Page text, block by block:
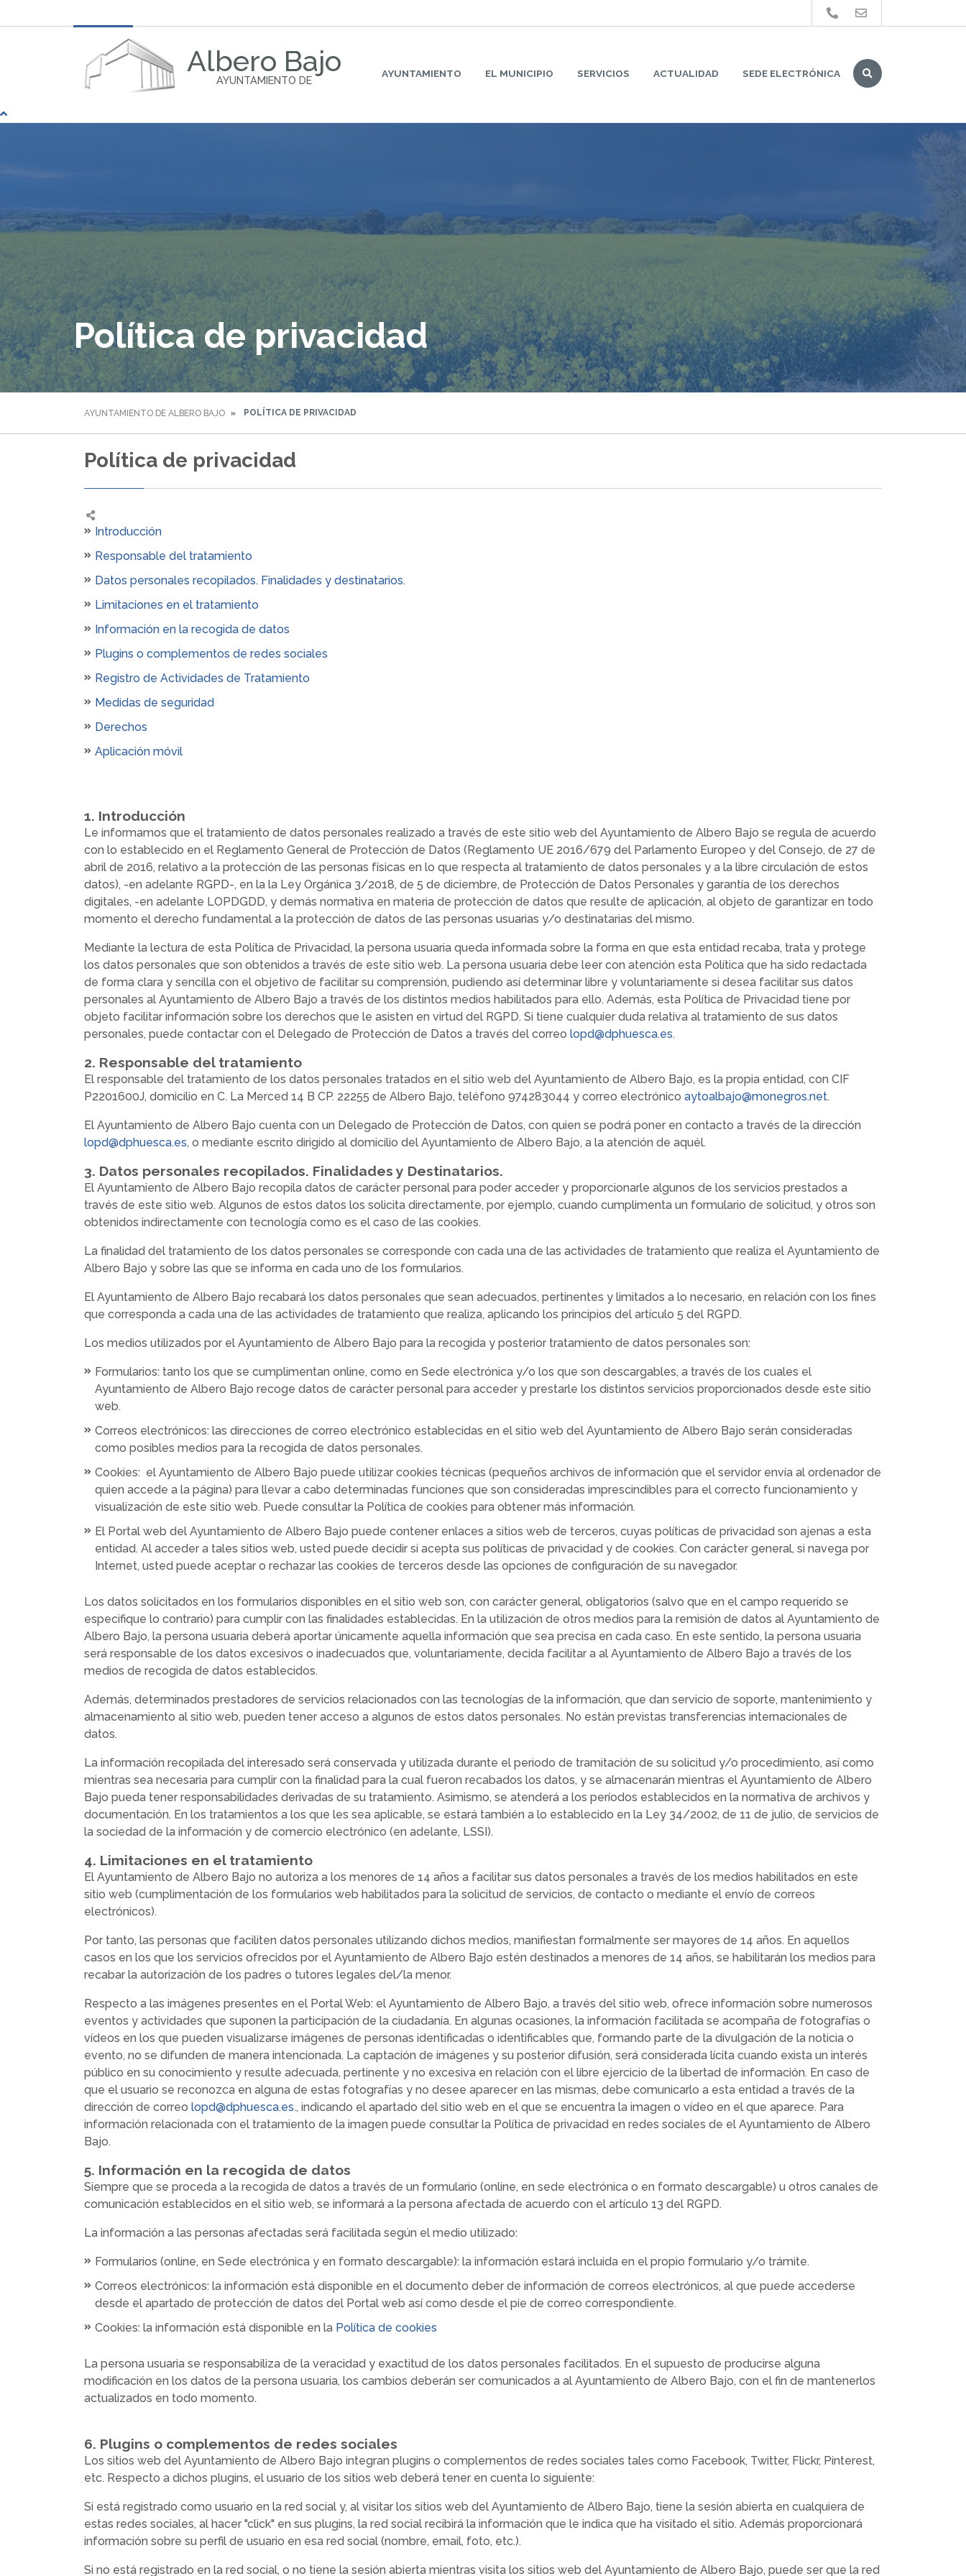
Albero Bajo
AYUNTAMIENTO DE
AYUNTAMIENTO EL MUNICIPIO SERVICIOS ACTUALIDAD SEDE ELECTRÓNICA
Buscar
Política de privacidad
AYUNTAMIENTO DE ALBERO BAJO POLÍTICA DE PRIVACIDAD
Política de privacidad
Introducción
Responsable del tratamiento
Datos personales recopilados. Finalidades y destinatarios.
Limitaciones en el tratamiento
Información en la recogida de datos
Plugins o complementos de redes sociales
Registro de Actividades de Tratamiento
Medidas de seguridad
Derechos
Aplicación móvil
1. Introducción
Le informamos que el tratamiento de datos personales realizado a través de este sitio web del Ayuntamiento de Albero Bajo se regula de acuerdo
con lo establecido en el Reglamento General de Protección de Datos (Reglamento UE 2016/679 del Parlamento Europeo y del Consejo, de 27 de
abril de 2016, relativo a la protección de las personas físicas en lo que respecta al tratamiento de datos personales y a la libre circulación de estos
datos), -en adelante RGPD-, en la la Ley Orgánica 3/2018, de 5 de diciembre, de Protección de Datos Personales y garantía de los derechos
digitales, -en adelante LOPDGDD, y demás normativa en materia de protección de datos que resulte de aplicación, al objeto de garantizar en todo
momento el derecho fundamental a la protección de datos de las personas usuarias y/o destinatarias del mismo.
Mediante la lectura de esta Política de Privacidad, la persona usuaria queda informada sobre la forma en que esta entidad recaba, trata y protege
los datos personales que son obtenidos a través de este sitio web. La persona usuaria debe leer con atención esta Política que ha sido redactada
de forma clara y sencilla con el objetivo de facilitar su comprensión, pudiendo así determinar libre y voluntariamente si desea facilitar sus datos
personales al Ayuntamiento de Albero Bajo a través de los distintos medios habilitados para ello. Además, esta Política de Privacidad tiene por
objeto facilitar información sobre los derechos que le asisten en virtud del RGPD. Si tiene cualquier duda relativa al tratamiento de sus datos
personales, puede contactar con el Delegado de Protección de Datos a través del correo lopd@dphuesca.es.
2. Responsable del tratamiento
El responsable del tratamiento de los datos personales tratados en el sitio web del Ayuntamiento de Albero Bajo, es la propia entidad, con CIF
P2201600J, domicilio en C. La Merced 14 B CP. 22255 de Albero Bajo, teléfono 974283044 y correo electrónico aytoalbajo@monegros.net.
El Ayuntamiento de Albero Bajo cuenta con un Delegado de Protección de Datos, con quien se podrá poner en contacto a través de la dirección
lopd@dphuesca.es, o mediante escrito dirigido al domicilio del Ayuntamiento de Albero Bajo, a la atención de aquél.
3. Datos personales recopilados. Finalidades y Destinatarios.
El Ayuntamiento de Albero Bajo recopila datos de carácter personal para poder acceder y proporcionarle algunos de los servicios prestados a
través de este sitio web. Algunos de estos datos los solicita directamente, por ejemplo, cuando cumplimenta un formulario de solicitud, y otros son
obtenidos indirectamente con tecnología como es el caso de las cookies.
La finalidad del tratamiento de los datos personales se corresponde con cada una de las actividades de tratamiento que realiza el Ayuntamiento de
Albero Bajo y sobre las que se informa en cada uno de los formularios.
El Ayuntamiento de Albero Bajo recabará los datos personales que sean adecuados, pertinentes y limitados a lo necesario, en relación con los fines
que corresponda a cada una de las actividades de tratamiento que realiza, aplicando los principios del artículo 5 del RGPD.
Los medios utilizados por el Ayuntamiento de Albero Bajo para la recogida y posterior tratamiento de datos personales son:
Formularios: tanto los que se cumplimentan online, como en Sede electrónica y/o los que son descargables, a través de los cuales el
Ayuntamiento de Albero Bajo recoge datos de carácter personal para acceder y prestarle los distintos servicios proporcionados desde este sitio
web.
Correos electrónicos: las direcciones de correo electrónico establecidas en el sitio web del Ayuntamiento de Albero Bajo serán consideradas
como posibles medios para la recogida de datos personales.
Cookies: el Ayuntamiento de Albero Bajo puede utilizar cookies técnicas (pequeños archivos de información que el servidor envía al ordenador de
quien accede a la página) para llevar a cabo determinadas funciones que son consideradas imprescindibles para el correcto funcionamiento y
visualización de este sitio web. Puede consultar la Política de cookies para obtener más información.
El Portal web del Ayuntamiento de Albero Bajo puede contener enlaces a sitios web de terceros, cuyas políticas de privacidad son ajenas a esta
entidad. Al acceder a tales sitios web, usted puede decidir si acepta sus políticas de privacidad y de cookies. Con carácter general, si navega por
Internet, usted puede aceptar o rechazar las cookies de terceros desde las opciones de configuración de su navegador.
Los datos solicitados en los formularios disponibles en el sitio web son, con carácter general, obligatorios (salvo que en el campo requerido se
especifique lo contrario) para cumplir con las finalidades establecidas. En la utilización de otros medios para la remisión de datos al Ayuntamiento de
Albero Bajo, la persona usuaria deberá aportar únicamente aquella información que sea precisa en cada caso. En este sentido, la persona usuaria
será responsable de los datos excesivos o inadecuados que, voluntariamente, decida facilitar a al Ayuntamiento de Albero Bajo a través de los
medios de recogida de datos establecidos.
Además, determinados prestadores de servicios relacionados con las tecnologías de la información, que dan servicio de soporte, mantenimiento y
almacenamiento al sitio web, pueden tener acceso a algunos de estos datos personales. No están previstas transferencias internacionales de
datos.
La información recopilada del interesado será conservada y utilizada durante el periodo de tramitación de su solicitud y/o procedimiento, así como
mientras sea necesaria para cumplir con la finalidad para la cual fueron recabados los datos, y se almacenarán mientras el Ayuntamiento de Albero
Bajo pueda tener responsabilidades derivadas de su tratamiento. Asimismo, se atenderá a los períodos establecidos en la normativa de archivos y
documentación. En los tratamientos a los que les sea aplicable, se estará también a lo establecido en la Ley 34/2002, de 11 de julio, de servicios de
la sociedad de la información y de comercio electrónico (en adelante, LSSI).
4. Limitaciones en el tratamiento
El Ayuntamiento de Albero Bajo no autoriza a los menores de 14 años a facilitar sus datos personales a través de los medios habilitados en este
sitio web (cumplimentación de los formularios web habilitados para la solicitud de servicios, de contacto o mediante el envío de correos
electrónicos).
Por tanto, las personas que faciliten datos personales utilizando dichos medios, manifiestan formalmente ser mayores de 14 años. En aquellos
casos en los que los servicios ofrecidos por el Ayuntamiento de Albero Bajo estén destinados a menores de 14 años, se habilitarán los medios para
recabar la autorización de los padres o tutores legales del/la menor.
Respecto a las imágenes presentes en el Portal Web: el Ayuntamiento de Albero Bajo, a través del sitio web, ofrece información sobre numerosos
eventos y actividades que suponen la participación de la ciudadanía. En algunas ocasiones, la información facilitada se acompaña de fotografías o
vídeos en los que pueden visualizarse imágenes de personas identificadas o identificables que, formando parte de la divulgación de la noticia o
evento, no se difunden de manera intencionada. La captación de imágenes y su posterior difusión, será considerada lícita cuando exista un interés
público en su conocimiento y resulte adecuada, pertinente y no excesiva en relación con el libre ejercicio de la libertad de información. En caso de
que el usuario se reconozca en alguna de estas fotografías y no desee aparecer en las mismas, debe comunicarlo a esta entidad a través de la
dirección de correo lopd@dphuesca.es., indicando el apartado del sitio web en el que se encuentra la imagen o vídeo en el que aparece. Para
información relacionada con el tratamiento de la imagen puede consultar la Política de privacidad en redes sociales de el Ayuntamiento de Albero
Bajo.
5. Información en la recogida de datos
Siempre que se proceda a la recogida de datos a través de un formulario (online, en sede electrónica o en formato descargable) u otros canales de
comunicación establecidos en el sitio web, se informará a la persona afectada de acuerdo con el artículo 13 del RGPD.
La información a las personas afectadas será facilitada según el medio utilizado:
Formularios (online, en Sede electrónica y en formato descargable): la información estará incluida en el propio formulario y/o trámite.
Correos electrónicos: la información está disponible en el documento deber de información de correos electrónicos, al que puede accederse
desde el apartado de protección de datos del Portal web así como desde el pie de correo correspondiente.
Cookies: la información está disponible en la Política de cookies
La persona usuaria se responsabiliza de la veracidad y exactitud de los datos personales facilitados. En el supuesto de producirse alguna
modificación en los datos de la persona usuaria, los cambios deberán ser comunicados a al Ayuntamiento de Albero Bajo, con el fin de mantenerlos
actualizados en todo momento.
6. Plugins o complementos de redes sociales
Los sitios web del Ayuntamiento de Albero Bajo integran plugins o complementos de redes sociales tales como Facebook, Twitter, Flickr, Pinterest,
etc. Respecto a dichos plugins, el usuario de los sitios web deberá tener en cuenta lo siguiente:
Si está registrado como usuario en la red social y, al visitar los sitios web del Ayuntamiento de Albero Bajo, tiene la sesión abierta en cualquiera de
estas redes sociales, al hacer "click" en sus plugins, la red social recibirá la información que le indica que ha visitado el sitio. Además proporcionará
información sobre su perfil de usuario en esa red social (nombre, email, foto, etc.).
Si no está registrado en la red social, o no tiene la sesión abierta mientras visita los sitios web del Ayuntamiento de Albero Bajo, puede ser que la red